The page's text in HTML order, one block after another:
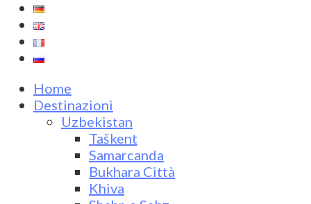
Home
Destinazioni
Uzbekistan
Taškent
Samarcanda
Bukhara Città
Khiva